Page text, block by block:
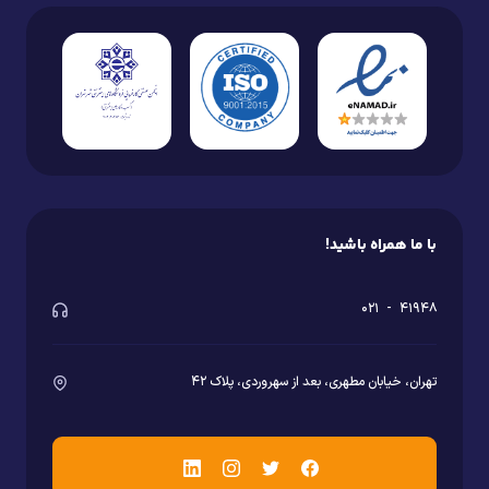
می‌کند؟
هاست بک آپ با ایجاد نسخه‌های پشتیبان منظم، از
اطلاعات سایت در برابر خطاهای انسانی، مشکلات فنی و
حملات احتمالی محافظت می‌کند. این سرویس به‌گونه‌ای
هاست برای پشتیبان گیری
بخش‌های مدیریت حرفه‌ای وب‌سایت‌هاست.
مهم‌ترین روش‌هایی که هاست بک آپ از اطلاعات شما
بکاپ‌گیری منظم و خودکار
زمانی دلخواه تهیه شوند. خودکار بودن این فرایند
باعث می‌شود بدون دخالت انسانی، همیشه نسخه‌ای
با ما همراه باشید!
۰۲۱ - ۴۱۹۴۸
تهران، خیابان مطهری، بعد از سهروردی، پلاک ۴۲